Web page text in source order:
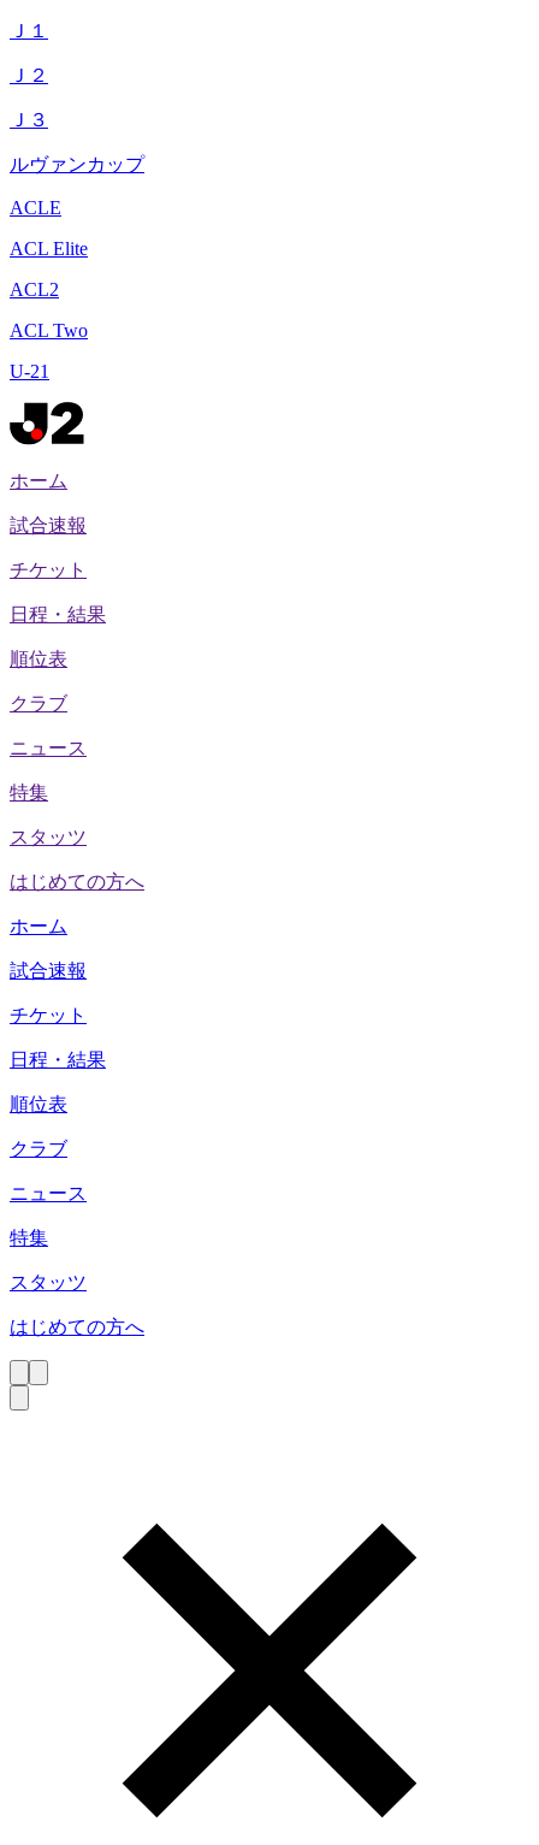
Ｊ１
Ｊ２
Ｊ３
ルヴァンカップ
ACLE
ACL Elite
ACL2
ACL Two
U-21
ホーム
試合速報
チケット
日程・結果
順位表
クラブ
ニュース
特集
スタッツ
はじめての方へ
ホーム
試合速報
チケット
日程・結果
順位表
クラブ
ニュース
特集
スタッツ
はじめての方へ